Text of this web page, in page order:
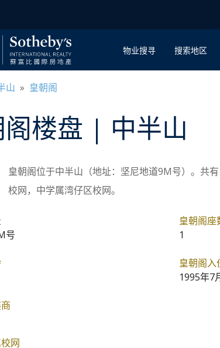
物业搜寻 搜索地区
山 » 皇朝阁
楼盘 | 中半山
皇朝阁位于中半山（地址：坚尼地道9M号）。共
校网，中学属湾仔区校网。
号
皇朝阁座
1
皇朝阁入
1995年7
网